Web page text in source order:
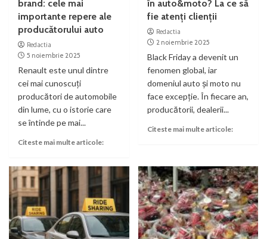
brand: cele mai
importante repere ale
producătorului auto
Redactia
5 noiembrie 2025
Renault este unul dintre
cei mai cunoscuți
producători de automobile
din lume, cu o istorie care
se întinde pe mai...
Citeste mai multe articole:
în auto&moto? La ce să
fie atenți clienții
Redactia
2 noiembrie 2025
Black Friday a devenit un
fenomen global, iar
domeniul auto și moto nu
face excepție. În fiecare an,
producătorii, dealerii...
Citeste mai multe articole: